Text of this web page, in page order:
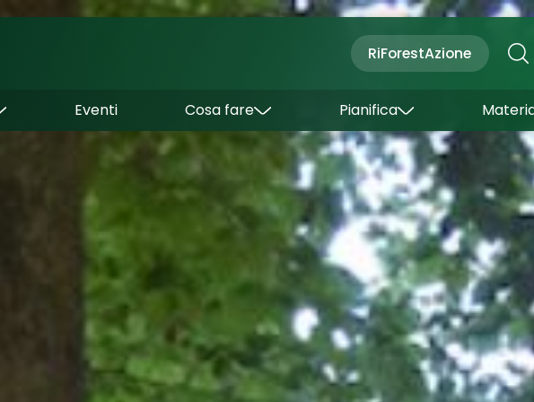
RiForestAzione
Eventi Cosa fare
Con bambini
Inverno
Estate
Esperienze
Pianifica
Dove dormire
Come arrivare
Come muoversi
Wishlist
Uffici turistici